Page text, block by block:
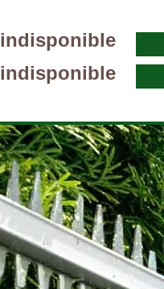
indisponible
indisponible